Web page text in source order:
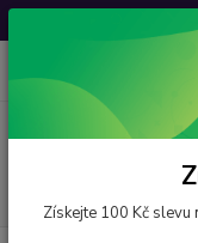
Získejte 100 Kč slevu